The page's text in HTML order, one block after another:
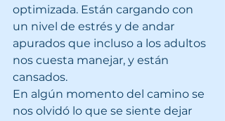
optimizada. Están cargando con
un nivel de estrés y de andar
apurados que incluso a los adultos
nos cuesta manejar, y están
cansados.
En algún momento del camino se
nos olvidó lo que se siente dejar